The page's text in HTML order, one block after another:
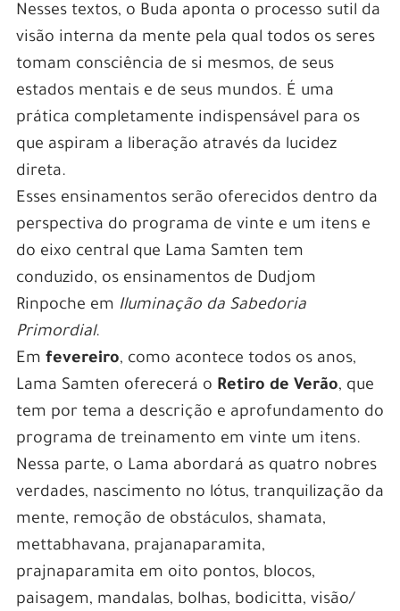
Nesses textos, o Buda aponta o processo sutil da
visão interna da mente pela qual todos os seres
tomam consciência de si mesmos, de seus
estados mentais e de seus mundos. É uma
prática completamente indispensável para os
que aspiram a liberação através da lucidez
direta.
Esses ensinamentos serão oferecidos dentro da
perspectiva do programa de vinte e um itens e
do eixo central que Lama Samten tem
conduzido, os ensinamentos de Dudjom
Rinpoche em Iluminação da Sabedoria
Primordial.
Em fevereiro, como acontece todos os anos,
Lama Samten oferecerá o Retiro de Verão, que
tem por tema a descrição e aprofundamento do
programa de treinamento em vinte um itens.
Nessa parte, o Lama abordará as quatro nobres
verdades, nascimento no lótus, tranquilização da
mente, remoção de obstáculos, shamata,
mettabhavana, prajanaparamita,
prajnaparamita em oito pontos, blocos,
paisagem, mandalas, bolhas, bodicitta, visão/